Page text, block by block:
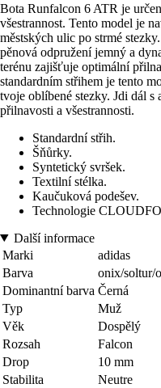
Bota Runfalcon 6 ATR je
všestrannost. Tento model je
městských ulic po strmé
pěnová odpružení jemný a
terénu zajišťuje optimální
standardním střihem je tento
tvoje oblíbené stezky. Jdi dál
přilnavosti a všestrannosti.
Standardní střih.
Šňůrky.
Syntetický svršek.
Textilní stélka.
Kaučuková podešev.
Technologie
Další informace
Marki
adidas
Barva
onix/soltur/
Dominantní barva Černá
Typ
Muž
Věk
Dospělý
Rozsah
Falcon
Drop
10 mm
Stabilita
Neutre